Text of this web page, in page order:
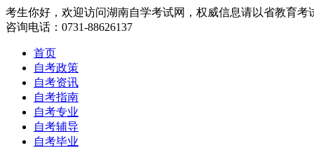
考生你好，欢迎访问湖南自学考试网，权威信息请以省教育考
咨询电话：0731-88626137
首页
自考政策
自考资讯
自考指南
自考专业
自考辅导
自考毕业